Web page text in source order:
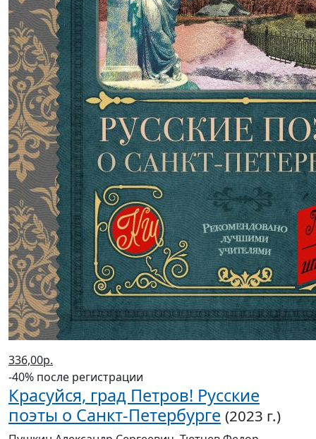
336,00р.
-40% после регистрации
Красуйся, град Петров! Русские
поэты о Санкт-Петербурге (2023 г.)